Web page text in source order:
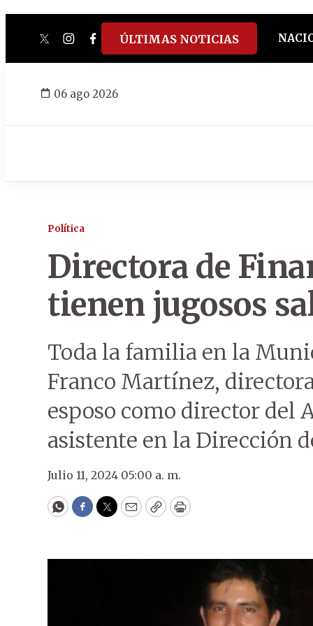
twitterinstagram
facebook
tiktokyoutube
spotify
ÚLTIMAS NOTICIAS
06 ago 2026
Política
Directora de
tienen jugosos
Toda la familia en la
Franco Martínez,
esposo como director del
asistente en la Dirección
Julio 11, 2024 05:00 a. m.
WhatsApp
Facebook
Twitter
EmailCopyPrint